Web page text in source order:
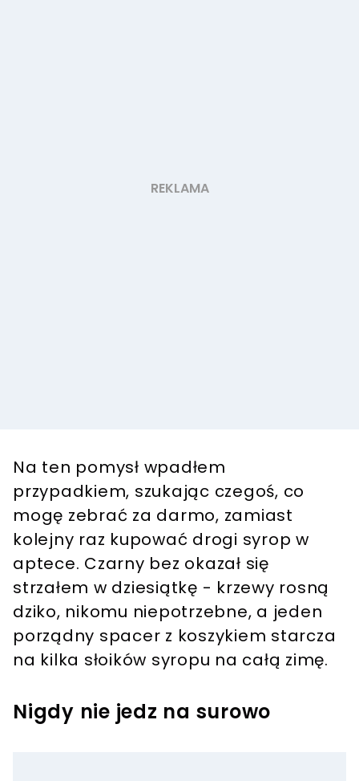
Na ten pomysł wpadłem
przypadkiem, szukając czegoś, co
mogę zebrać za darmo, zamiast
kolejny raz kupować drogi syrop w
aptece. Czarny bez okazał się
strzałem w dziesiątkę - krzewy rosną
dziko, nikomu niepotrzebne, a jeden
porządny spacer z koszykiem starcza
na kilka słoików syropu na całą zimę.
Nigdy nie jedz na surowo